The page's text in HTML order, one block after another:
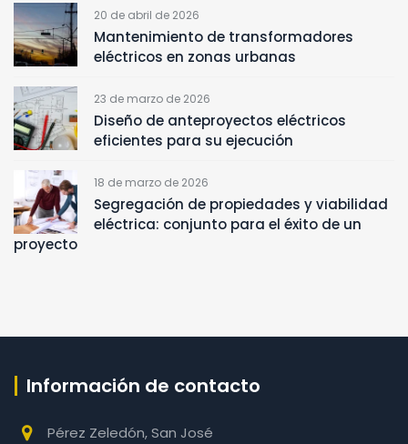
20 de abril de 2026
Mantenimiento de transformadores
eléctricos en zonas urbanas
23 de marzo de 2026
Diseño de anteproyectos eléctricos
eficientes para su ejecución
18 de marzo de 2026
Segregación de propiedades y viabilidad
eléctrica: conjunto para el éxito de un
proyecto
Información de contacto
Pérez Zeledón, San José